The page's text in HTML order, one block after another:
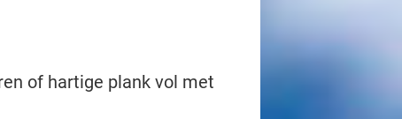
of hartige plank vol met